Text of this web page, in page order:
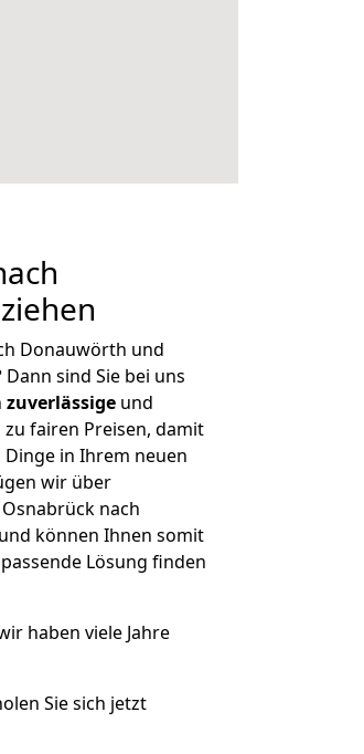
Donauwörth und
Dann sind Sie bei uns
zuverlässige und
zu fairen Preisen, damit
in Ihrem neuen
wir über
nach
können Ihnen somit
Lösung finden
haben viele Jahre
Sie sich jetzt